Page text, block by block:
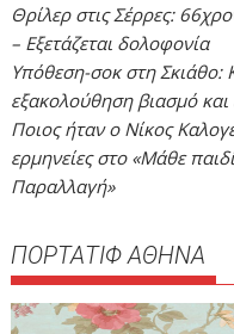
Θρίλερ στις Σέρρες:
– Εξετάζεται δολοφονία
Υπόθεση-σοκ στη Σκιάθο:
εξακολούθηση βιασμό
Ποιος ήταν ο Νίκος
ερμηνείες στο «Μάθε
Παραλλαγή»
ΠΟΡΤΑΤΙΦ ΑΘΗΝΑ